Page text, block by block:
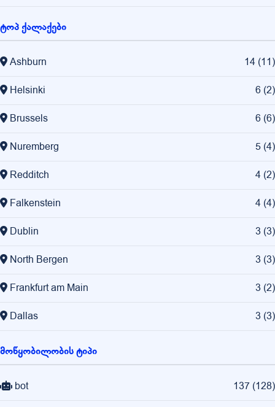
ტოპ ქალაქები
Ashburn 14 (11)
Helsinki 6 (2)
Brussels 6 (6)
Nuremberg 5 (4)
Redditch 4 (2)
Falkenstein 4 (4)
Dublin 3 (3)
North Bergen 3 (3)
Frankfurt am Main 3 (2)
Dallas 3 (3)
მოწყობილობის ტიპი
bot 137 (128)